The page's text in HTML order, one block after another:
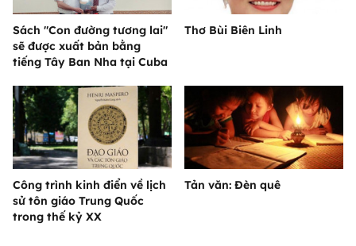
Sách "Con đường tương lai"
sẽ được xuất bản bằng
tiếng Tây Ban Nha tại Cuba
Thơ Bùi Biên Linh
Công trình kinh điển về lịch
sử tôn giáo Trung Quốc
trong thế kỷ XX
Tản văn: Đèn quê